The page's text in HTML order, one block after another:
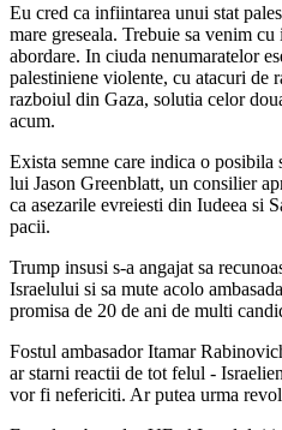
Eu cred ca infiintarea unui stat
mare greseala. Trebuie sa venim
abordare. In ciuda nenumaratelor
palestiniene violente, cu atacuri de
razboiul din Gaza, solutia celor
acum.
Exista semne care indica o posibila
lui Jason Greenblatt, un consilier
ca asezarile evreiesti din Iudeea si
pacii.
Trump insusi s-a angajat sa
Israelului si sa mute acolo
promisa de 20 de ani de multi
Fostul ambasador Itamar
ar starni reactii de tot felul -
vor fi nefericiti. Ar putea urma